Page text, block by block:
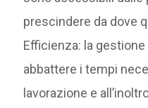
prescindere da dove
Efficienza: la
abbattere i tempi
lavorazione e